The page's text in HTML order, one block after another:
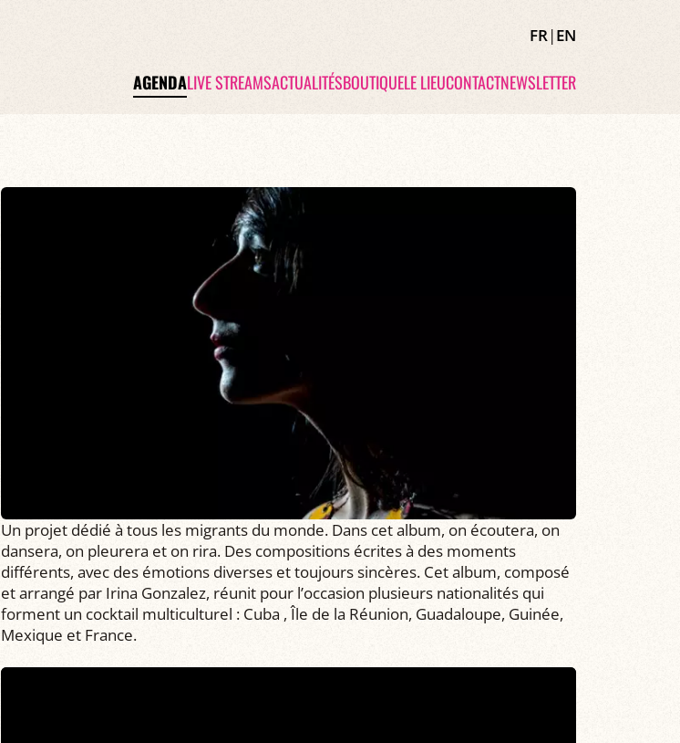
FR|EN
AGENDALIVE STREAMSACTUALITÉSBOUTIQUELE LIEUCONTACTNEWSLETTER
Un projet dédié à tous les migrants du monde. Dans cet album, on écoutera, on
dansera, on pleurera et on rira. Des compositions écrites à des moments
différents, avec des émotions diverses et toujours sincères. Cet album, composé
et arrangé par Irina Gonzalez, réunit pour l’occasion plusieurs nationalités qui
forment un cocktail multiculturel : Cuba , Île de la Réunion, Guadaloupe, Guinée,
Mexique et France.